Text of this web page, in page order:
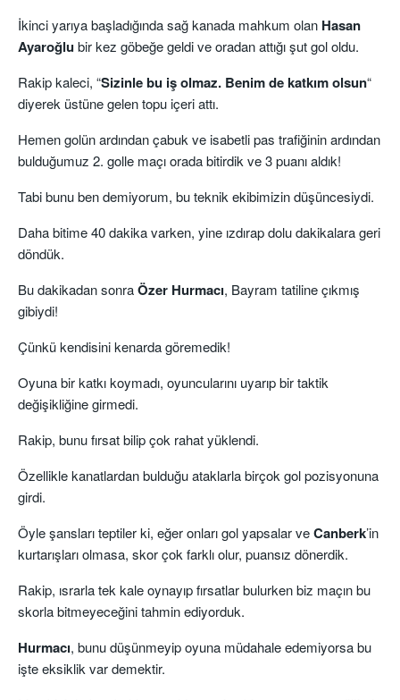
İkinci yarıya başladığında sağ kanada mahkum olan Hasan
Ayaroğlubir kez göbeğe geldi ve oradan attığı şut gol oldu.
Rakip kaleci, “Sizinle bu iş olmaz. Benim de katkım olsun“
diyerek üstüne gelen topu içeri attı.
Hemen golün ardından çabuk ve isabetli pas trafiğinin ardından
bulduğumuz 2. golle maçı orada bitirdik ve 3 puanı aldık!
Tabi bunu ben demiyorum, bu teknik ekibimizin düşüncesiydi.
Daha bitime 40 dakika varken, yine ızdırap dolu dakikalara geri
döndük.
Bu dakikadan sonraÖzer Hurmacı, Bayram tatiline çıkmış
gibiydi!
Çünkü kendisini kenarda göremedik!
Oyuna bir katkı koymadı, oyuncularını uyarıp bir taktik
değişikliğine girmedi.
Rakip, bunu fırsat bilip çok rahat yüklendi.
Özellikle kanatlardan bulduğu ataklarla birçok gol pozisyonuna
girdi.
Öyle şansları teptiler ki, eğer onları gol yapsalar veCanberk’in
kurtarışları olmasa, skor çok farklı olur, puansız dönerdik.
Rakip, ısrarla tek kale oynayıp fırsatlar bulurken biz maçın bu
skorla bitmeyeceğini tahmin ediyorduk.
Hurmacı, bunu düşünmeyip oyuna müdahale edemiyorsa bu
işte eksiklik var demektir.